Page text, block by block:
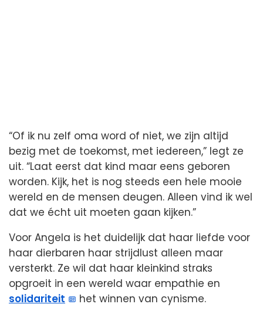
“Of ik nu zelf oma word of niet, we zijn altijd
bezig met de toekomst, met iedereen,” legt ze
uit. “Laat eerst dat kind maar eens geboren
worden. Kijk, het is nog steeds een hele mooie
wereld en de mensen deugen. Alleen vind ik wel
dat we écht uit moeten gaan kijken.”
Voor Angela is het duidelijk dat haar liefde voor
haar dierbaren haar strijdlust alleen maar
versterkt. Ze wil dat haar kleinkind straks
opgroeit in een wereld waar empathie en
solidariteit
het winnen van cynisme.